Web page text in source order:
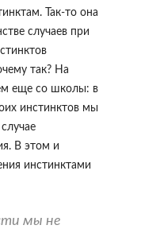
Так-то она
случаев при
так? На
еще со школы: в
инстинктов мы
В этом и
инстинктами
мы не